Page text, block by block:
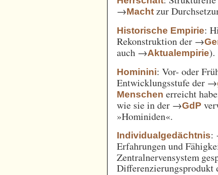
→Macht zur
Historische Empirie:
Rekonstruktion der →
auch →Aktualempirie).
Hominini: Vor- oder
Entwicklungsstufe der →
Menschen erreicht
wie sie in der →GdP
»Hominiden«.
Individualgedächtnis:
Erfahrungen und
Zentralnervensystem